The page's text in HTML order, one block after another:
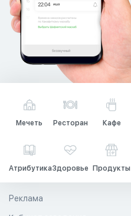
Мечеть Ресторан Кафе
АтрибутикаЗдоровье Продукты
Реклама